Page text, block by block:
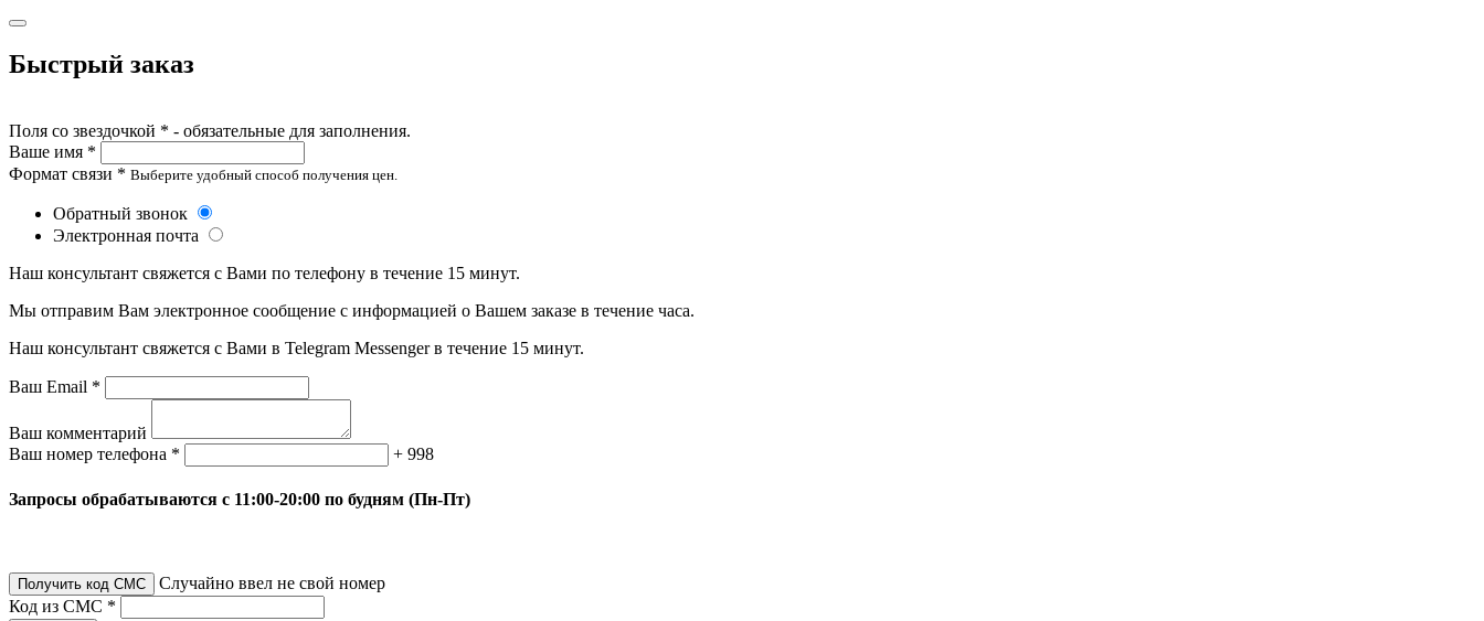
Быстрый заказ
Поля со звездочкой * - обязательные для заполнения.
Ваше имя *
Формат связи * Выберите удобный способ получения цен.
Обратный звонок
Электронная почта
Наш консультант свяжется с Вами по телефону в течение 15 минут.
Мы отправим Вам электронное сообщение с информацией о Вашем заказе в течение часа.
Наш консультант свяжется с Вами в Telegram Messenger в течение 15 минут.
Ваш Email *
Ваш комментарий
Ваш номер телефона *
+ 998
Запросы обрабатываются с 11:00-20:00 по будням (Пн-Пт)
Получить код СМС
Случайно ввел не свой номер
Код из СМС *